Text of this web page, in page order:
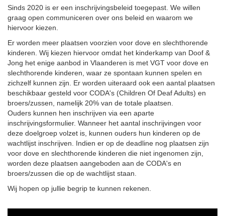
Sinds 2020 is er een inschrijvingsbeleid toegepast. We willen
graag open communiceren over ons beleid en waarom we
hiervoor kiezen.
Er worden meer plaatsen voorzien voor dove en slechthorende
kinderen. Wij kiezen hiervoor omdat het kinderkamp van Doof &
Jong het enige aanbod in Vlaanderen is met VGT voor dove en
slechthorende kinderen, waar ze spontaan kunnen spelen en
zichzelf kunnen zijn. Er worden uiteraard ook een aantal plaatsen
beschikbaar gesteld voor CODA's (Children Of Deaf Adults) en
broers/zussen, namelijk 20% van de totale plaatsen.
Ouders kunnen hen inschrijven via een aparte
inschrijvingsformulier. Wanneer het aantal inschrijvingen voor
deze doelgroep volzet is, kunnen ouders hun kinderen op de
wachtlijst inschrijven. Indien er op de deadline nog plaatsen zijn
voor dove en slechthorende kinderen die niet ingenomen zijn,
worden deze plaatsen aangeboden aan de CODA's en
broers/zussen die op de wachtlijst staan.
Wij hopen op jullie begrip te kunnen rekenen.